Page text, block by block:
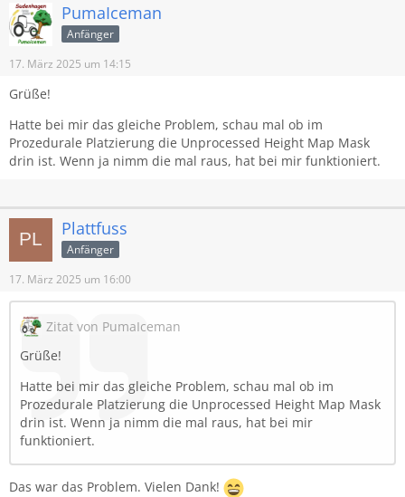
PumaIceman
Anfänger
17. März 2025 um 14:15
Grüße!
Hatte bei mir das gleiche Problem, schau mal ob im
Prozedurale Platzierung die Unprocessed Height Map Mask
drin ist. Wenn ja nimm die mal raus, hat bei mir funktioniert.
Plattfuss
Anfänger
17. März 2025 um 16:00
Zitat von PumaIceman
Grüße!
Hatte bei mir das gleiche Problem, schau mal ob im
Prozedurale Platzierung die Unprocessed Height Map Mask
drin ist. Wenn ja nimm die mal raus, hat bei mir
funktioniert.
Das war das Problem. Vielen Dank!